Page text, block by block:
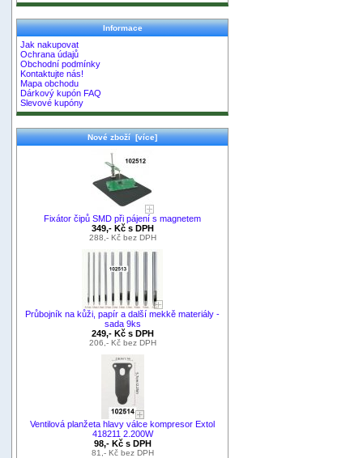
Informace
Jak nakupovat
Ochrana údajů
Obchodní podmínky
Kontaktujte nás!
Mapa obchodu
Dárkový kupón FAQ
Slevové kupóny
Nové zboží [více]
Fixátor čipů SMD při pájení s magnetem
349,- Kč s DPH
288,- Kč bez DPH
Průbojník na kůži, papír a další mekkě materiály -
sada 9ks
249,- Kč s DPH
206,- Kč bez DPH
Ventilová planžeta hlavy válce kompresor Extol
418211 2.200W
98,- Kč s DPH
81,- Kč bez DPH